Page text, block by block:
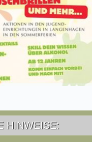
HINWEISE: